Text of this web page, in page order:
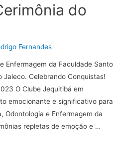
do
Fernandes
Enfermagem da Faculdade Santo
Jaleco. Celebrando Conquistas!
O Clube Jequitibá em
emocionante e significativo para
Odontologia e Enfermagem da
repletas de emoção e …